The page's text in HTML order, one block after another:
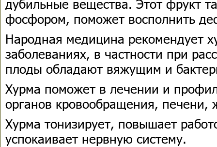
дубильные вещества. Этот фрукт
фосфором, поможет восполнить
Народная медицина рекомендует
заболеваниях, в частности при
плоды обладают вяжущим и
Хурма поможет в лечении и
органов кровообращения,
Хурма тонизирует, повышает
успокаивает нервную систему.